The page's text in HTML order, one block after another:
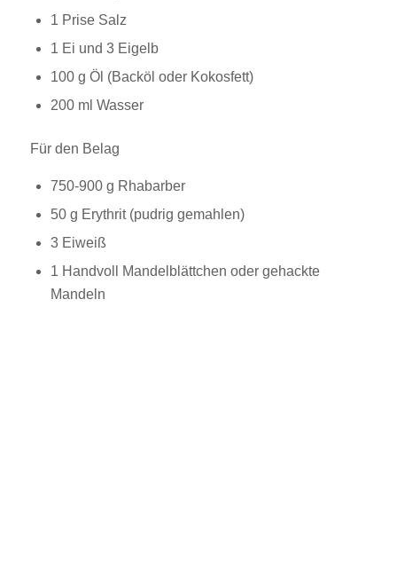
1 Prise Salz
1 Ei und 3 Eigelb
100 g Öl (Backöl oder Kokosfett)
200 ml Wasser
Für den Belag
750-900 g Rhabarber
50 g Erythrit (pudrig gemahlen)
3 Eiweiß
1 Handvoll Mandelblättchen oder gehackte
Mandeln